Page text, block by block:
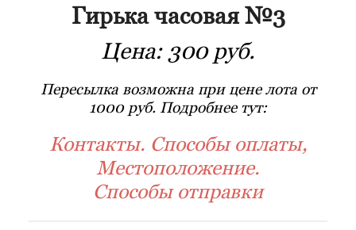
Гирька часовая №3
Цена: 300 руб.
Пересылка возможна при цене лота от
1000 руб. Подробнее тут:
Контакты. Способы оплаты,
Местоположение.
Способы отправки